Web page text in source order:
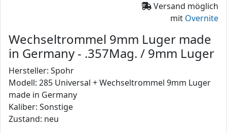
Versand möglich
mit Overnite
Wechseltrommel 9mm Luger made
in Germany - .357Mag. / 9mm Luger
Hersteller: Spohr
Modell: 285 Universal + Wechseltrommel 9mm Luger
made in Germany
Kaliber: Sonstige
Zustand: neu